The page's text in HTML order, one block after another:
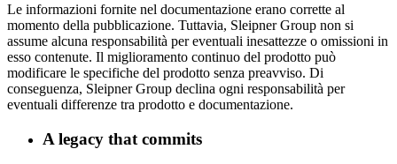
Le informazioni fornite nel documentazione erano corrette al
momento della pubblicazione. Tuttavia, Sleipner Group non si
assume alcuna responsabilità per eventuali inesattezze o omissioni in
esso contenute. Il miglioramento continuo del prodotto può
modificare le specifiche del prodotto senza preavviso. Di
conseguenza, Sleipner Group declina ogni responsabilità per
eventuali differenze tra prodotto e documentazione.
A legacy that commits